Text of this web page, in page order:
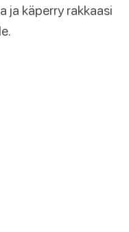
ja käperry rakkaasi